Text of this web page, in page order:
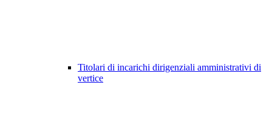
Titolari di incarichi dirigenziali amministrativi di
vertice